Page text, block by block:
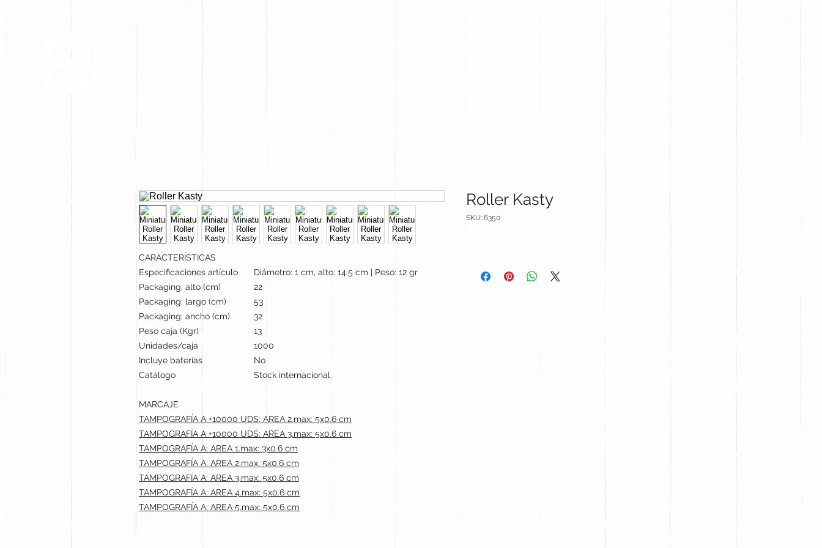
CARACTERÍSTICAS
Especificaciones artículo
Diámetro: 1 cm, alto: 14.5 cm | Peso: 12 gr
Packaging: alto (cm)
22
Packaging: largo (cm)
53
Packaging: ancho (cm)
32
Peso caja (Kgr)
13
Unidades/caja
1000
Incluye baterías
No
Catálogo
Stock internacional
MARCAJE
TAMPOGRAFÍA A +10000 UDS: AREA 2.max: 5x0.6 cm
TAMPOGRAFÍA A +10000 UDS: AREA 3.max: 5x0.6 cm
TAMPOGRAFÍA A: AREA 1.max: 3x0.6 cm
TAMPOGRAFÍA A: AREA 2.max: 5x0.6 cm
TAMPOGRAFÍA A: AREA 3.max: 5x0.6 cm
TAMPOGRAFÍA A: AREA 4.max: 5x0.6 cm
TAMPOGRAFÍA A: AREA 5.max: 5x0.6 cm
Roller Kasty
SKU: 6350